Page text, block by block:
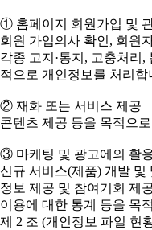
① 홈페이지 회원가입 및
회원 가입의사 확인, 회원
각종 고지·통지, 고충처리
적으로 개인정보를 처리합
② 재화 또는 서비스 제공
콘텐츠 제공 등을 목적으
③ 마케팅 및 광고에의 활
신규 서비스(제품) 개발 및
정보 제공 및 참여기회 제
이용에 대한 통계 등을 목
제 2 조 (개인정보 파일 현